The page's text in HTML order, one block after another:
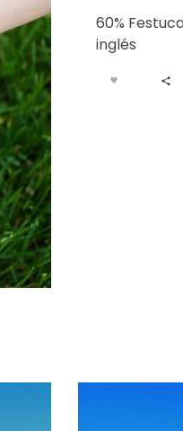
60%
inglés